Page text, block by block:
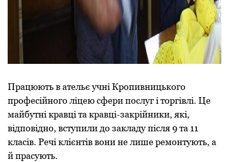
Працюють в ательє учні Кропивницького
професійного ліцею сфери послуг і торгівлі. Це
майбутні кравці та кравці-закрійники, які,
відповідно, вступили до закладу після 9 та 11
класів. Речі клієнтів вони не лише ремонтують, а
й прасують.